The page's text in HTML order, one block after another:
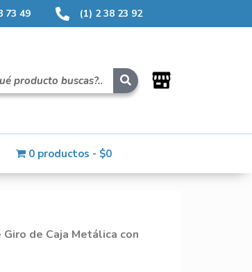
73 49 (1) 2 38 23 92
0 productos $0
de Caja Metálica con